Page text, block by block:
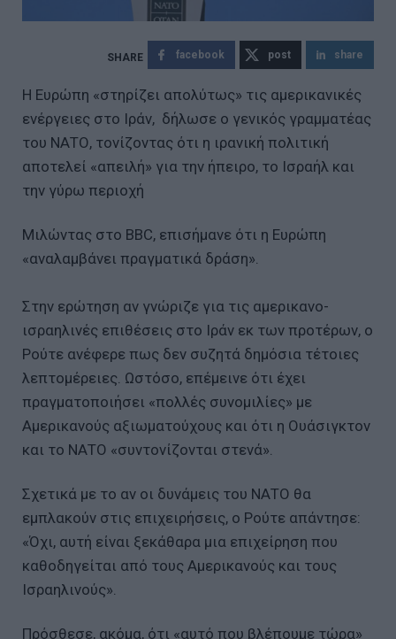
facebook post share
Η Ευρώπη «στηρίζει απολύτως» τις αμερικανικές
ενέργειες στο Ιράν, δήλωσε ο γενικός γραμματέας
του ΝΑΤΟ, τονίζοντας ότι η ιρανική πολιτική
αποτελεί «απειλή» για την ήπειρο, το Ισραήλ και
την γύρω περιοχή
Μιλώντας στο BBC, επισήμανε ότι η Ευρώπη
«αναλαμβάνει πραγματικά δράση».
Στην ερώτηση αν γνώριζε για τις αμερικανο-
ισραηλινές επιθέσεις στο Ιράν εκ των προτέρων, ο
Ρούτε ανέφερε πως δεν συζητά δημόσια τέτοιες
λεπτομέρειες. Ωστόσο, επέμεινε ότι έχει
πραγματοποιήσει «πολλές συνομιλίες» με
Αμερικανούς αξιωματούχους και ότι η Ουάσιγκτον
και το ΝΑΤΟ «συντονίζονται στενά».
Σχετικά με το αν οι δυνάμεις του ΝΑΤΟ θα
εμπλακούν στις επιχειρήσεις, ο Ρούτε απάντησε:
«Όχι, αυτή είναι ξεκάθαρα μια επιχείρηση που
καθοδηγείται από τους Αμερικανούς και τους
Ισραηλινούς».
Πρόσθεσε, ακόμα, ότι «αυτό που βλέπουμε τώρα»